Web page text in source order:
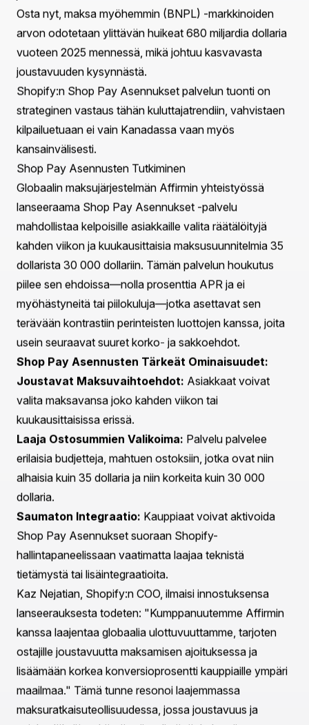
voivat muokata kansainvälisen vähittäiskaupan
maisemaa.
Siirtyminen Osamaksuun
Kun verkkokauppa jatkaa kasvuaan, kuluttajien
mieltymykset kehittyvät myös, mikä johtaa joustavien
maksuratkaisujen kysynnän kasvuun. Osamaksut ovat
tulleet yhä suositummiksi viime vuosien aikana,
erityisesti COVID-19-pandemian alkamisen jälkeen.
edullisemmiksi tinkimättä laatu tai mukavuus.
Tärkeät Tilastot Maksupreferensseistä:
Vuoden 2023 kansainvälisen datayhtiön (IDC) raportin
mukaan 43 % verkkoshoppailijoista suosii
maksuvaihtoehtoja, jotka mahdollistavat ostosten
Osta nyt, maksa myöhemmin (BNPL) -markkinoiden
arvon odotetaan ylittävän huikeat 680 miljardia dollaria
vuoteen 2025 mennessä, mikä johtuu kasvavasta
Shopify:n Shop Pay Asennukset palvelun tuonti on
kilpailuetuaan ei vain Kanadassa vaan myös
kansainvälisesti.
Shop Pay Asennusten Tutkiminen
Globaalin maksujärjestelmän Affirmin yhteistyössä
lanseeraama Shop Pay Asennukset -palvelu
mahdollistaa kelpoisille asiakkaille valita räätälöityjä
kahden viikon ja kuukausittaisia maksusuunnitelmia 35
dollarista 30 000 dollariin. Tämän palvelun houkutus
piilee sen ehdoissa—nolla prosenttia APR ja ei
myöhästyneitä tai piilokuluja—jotka asettavat sen
terävään kontrastiin perinteisten luottojen kanssa, joita
usein seuraavat suuret korko- ja sakkoehdot.
Shop Pay Asennusten Tärkeät Ominaisuudet:
Joustavat Maksuvaihtoehdot:
Asiakkaat voivat
valita maksavansa joko kahden viikon tai
Laaja Ostosummien Valikoima:
Palvelu palvelee